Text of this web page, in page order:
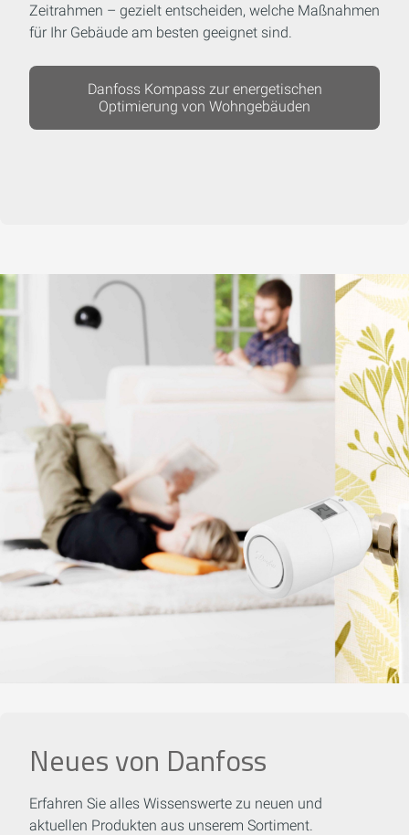
Zeitrahmen – gezielt entscheiden, welche Maßnahmen
für Ihr Gebäude am besten geeignet sind.
Danfoss Kompass zur energetischen
Optimierung von Wohngebäuden
Neues von Danfoss
Erfahren Sie alles Wissenswerte zu neuen und
aktuellen Produkten aus unserem Sortiment.